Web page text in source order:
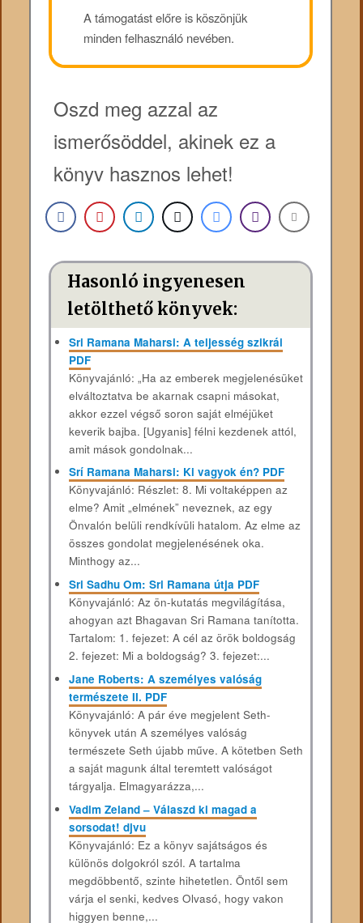
A támogatást előre is köszönjük
minden felhasználó nevében.
Oszd meg azzal az
ismerősöddel, akinek ez a
könyv hasznos lehet!
Hasonló ingyenesen
letölthető könyvek:
Sri Ramana Maharsi: A teljesség szikrái
PDF
Könyvajánló: „Ha az emberek megjelenésüket
elváltoztatva be akarnak csapni másokat,
akkor ezzel végső soron saját elméjüket
keverik bajba. [Ugyanis] félni kezdenek attól,
amit mások gondolnak...
Srí Ramana Maharsi: Ki vagyok én? PDF
Könyvajánló: Részlet: 8. Mi voltaképpen az
elme? Amit „elmének” neveznek, az egy
Önvalón belüli rendkívüli hatalom. Az elme az
összes gondolat megjelenésének oka.
Minthogy az...
Sri Sadhu Om: Sri Ramana útja PDF
Könyvajánló: Az ön-kutatás megvilágítása,
ahogyan azt Bhagavan Sri Ramana tanította.
Tartalom: 1. fejezet: A cél az örök boldogság
2. fejezet: Mi a boldogság? 3. fejezet:...
Jane Roberts: A személyes valóság
természete II. PDF
Könyvajánló: A pár éve megjelent Seth-
könyvek után A személyes valóság
természete Seth újabb műve. A kötetben Seth
a saját magunk által teremtett valóságot
tárgyalja. Elmagyarázza,...
Vadim Zeland – Válaszd ki magad a
sorsodat! djvu
Könyvajánló: Ez a könyv sajátságos és
különös dolgokról szól. A tartalma
megdöbbentő, szinte hihetetlen. Öntől sem
várja el senki, kedves Olvasó, hogy vakon
higgyen benne,...